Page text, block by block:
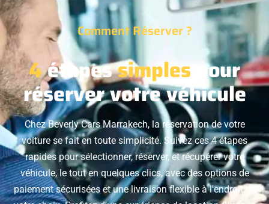
Comment Réserver ?
4étapessimples pour
réserver votre véhicule
Chez Beverly Cars Marrakech, la réservation de votre
voiture se fait en toute simplicité. Suivez ces 4 étapes
rapides pour sélectionner, réserver, et récupérer votre
véhicule, le tout en quelques clics, avec des options de
paiement sécurisées et une livraison flexible à l'endroit de